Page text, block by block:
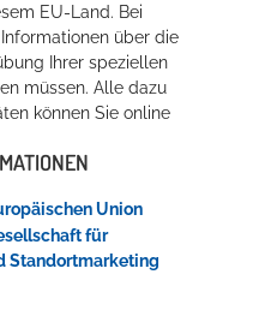
EU-Land. Bei
über die
Ihrer speziellen
müssen. Alle dazu
können Sie online
Union
für
Standortmarketing